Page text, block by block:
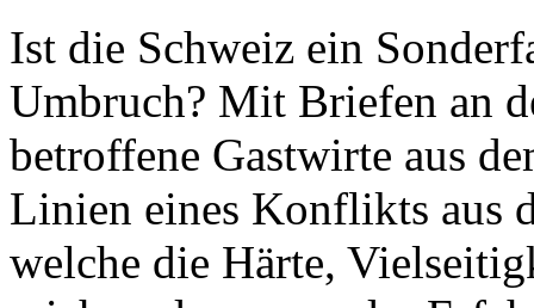
Ist die Schweiz ein
Umbruch? Mit Briefen an
betroffene Gastwirte aus
Linien eines Konflikts aus
welche die Härte,